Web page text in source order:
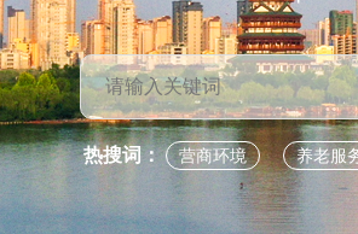
热搜词： 营商环境 养老服